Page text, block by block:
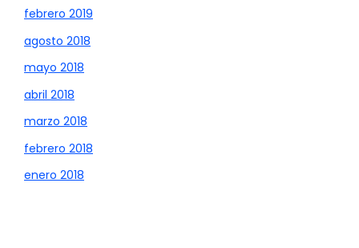
febrero 2019
agosto 2018
mayo 2018
abril 2018
marzo 2018
febrero 2018
enero 2018